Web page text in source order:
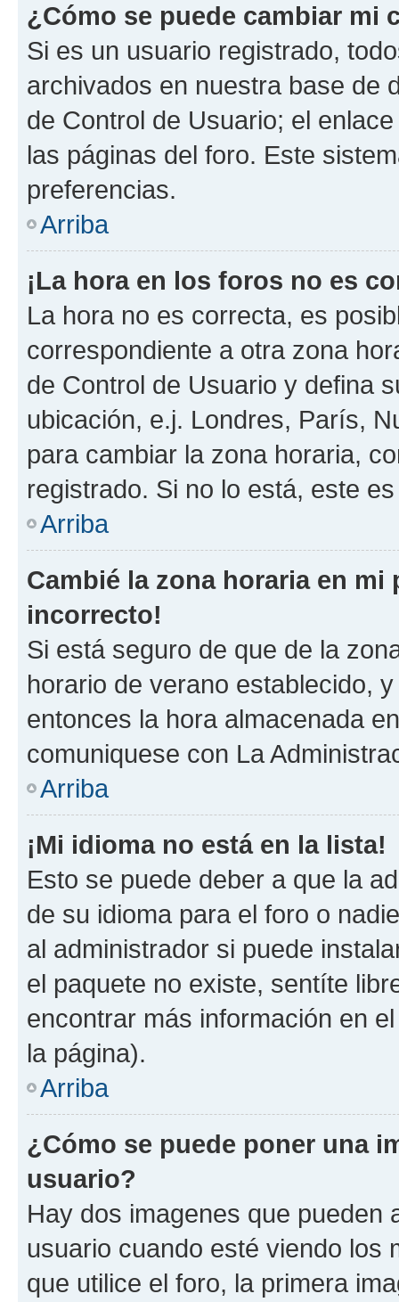
¿Cómo se puede cambiar mi
Si es un usuario registrado,
archivados en nuestra base de
de Control de Usuario; el
las páginas del foro. Este
preferencias.
Arriba
¡La hora en los foros no es
La hora no es correcta, es
correspondiente a otra zona
de Control de Usuario y defina
ubicación, e.j. Londres, París,
para cambiar la zona horaria,
registrado. Si no lo está, este
Arriba
Cambié la zona horaria en
incorrecto!
Si está seguro de que de la
horario de verano establecido,
entonces la hora almacenada
comuniquese con La
Arriba
¡Mi idioma no está en la lista!
Esto se puede deber a que la
de su idioma para el foro o
al administrador si puede
el paquete no existe, sentíte
encontrar más información en
la página).
Arriba
¿Cómo se puede poner una
usuario?
Hay dos imagenes que pueden
usuario cuando esté viendo los
que utilice el foro, la primera